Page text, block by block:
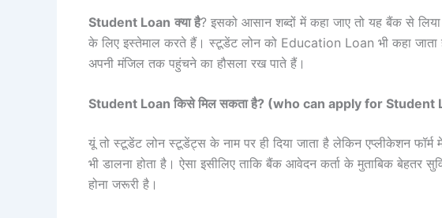
Student Loan क्या है? इसको आसान शब्दों में कहा जाए तो यह बैंक से
के लिए इस्तेमाल करते हैं। स्टूडेंट लोन को Education Loan भी कहा
अपनी मंजिल तक पहुंचने का हौसला रख पाते हैं।
Student Loan किसे मिल सकता है? (who can apply for Student
यूं तो स्टूडेंट लोन स्टूडेंट्स के नाम पर ही दिया जाता है लेकिन एप्लीकेशन फॉर्म
भी डालना होता है। ऐसा इसीलिए ताकि बैंक आवेदन कर्ता के मुताबिक बेहतर
होना जरूरी है।